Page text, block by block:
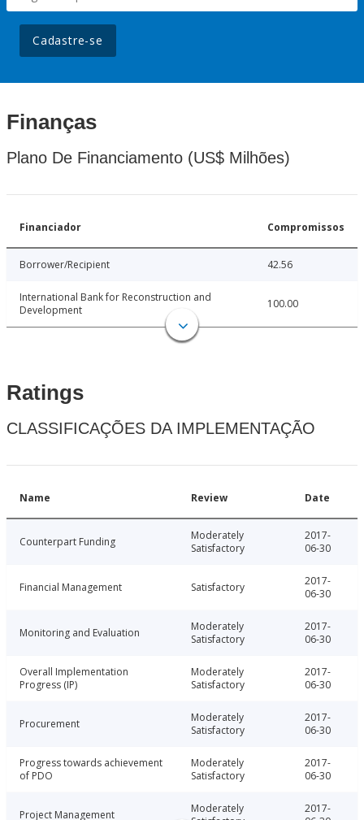
Cadastre-se
Finanças
Plano De Financiamento (US$ Milhões)
Financiador Compromissos
Borrower/Recipient 42.56
International Bank for Reconstruction and
Development
100.00
Ratings
CLASSIFICAÇÕES DA IMPLEMENTAÇÃO
Name Review Date
Counterpart Funding
Moderately
Satisfactory
2017-
06-30
Financial Management Satisfactory
2017-
06-30
Monitoring and Evaluation
Moderately
Satisfactory
2017-
06-30
Overall Implementation
Progress (IP)
Moderately
Satisfactory
2017-
06-30
Procurement
Moderately
Satisfactory
2017-
06-30
Progress towards achievement
of PDO
Moderately
Satisfactory
2017-
06-30
Project Management
Moderately
2017-